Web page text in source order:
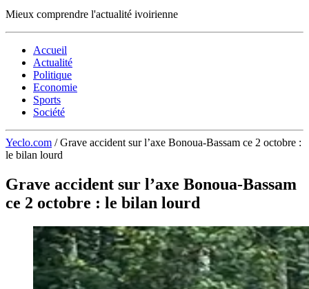
Mieux comprendre l'actualité ivoirienne
Accueil
Actualité
Politique
Economie
Sports
Société
Yeclo.com / Grave accident sur l’axe Bonoua-Bassam ce 2 octobre :
le bilan lourd
Grave accident sur l’axe Bonoua-Bassam
ce 2 octobre : le bilan lourd